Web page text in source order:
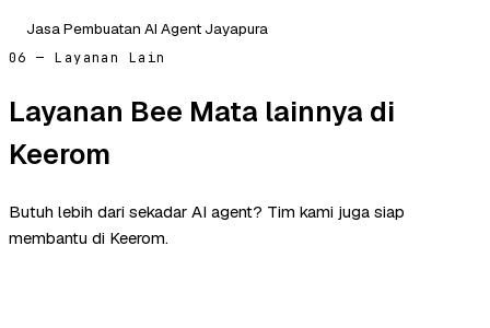
Jasa Pembuatan AI Agent Jayapura
06 — Layanan Lain
Layanan Bee Mata lainnya di
Keerom
Butuh lebih dari sekadar AI agent? Tim kami juga siap
membantu di Keerom.